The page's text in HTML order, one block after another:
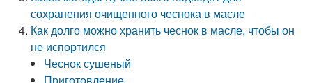
сохранения очищенного чеснока в масле
Как долго можно хранить чеснок в масле, чтобы он
не испортился
Чеснок сушеный